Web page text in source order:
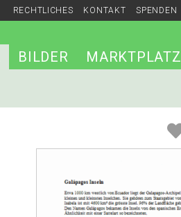
RECHTLICHES KONTAKT SPENDEN
BILDER MARKTPLATZ